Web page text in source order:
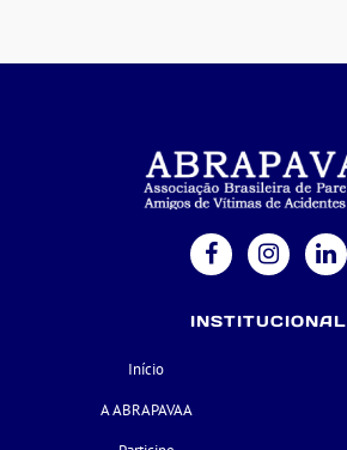
INSTITUCIONAL
Início
A ABRAPAVAA